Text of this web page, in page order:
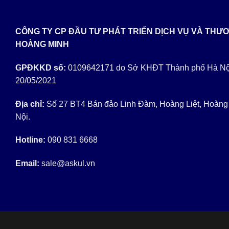
CÔNG TY CP ĐẦU TƯ PHÁT TRIỂN DỊCH VỤ VÀ
HOÀNG MINH
GPĐKKD số: 0109642171 do Sở KHĐT Thành phố Hà
20/05/2021
Địa chỉ: Số 27 BT4 Bán đảo Linh Đàm, Hoàng Liệt,
Nội.
Hotline: 090 831 6668
Email: sale@askul.vn